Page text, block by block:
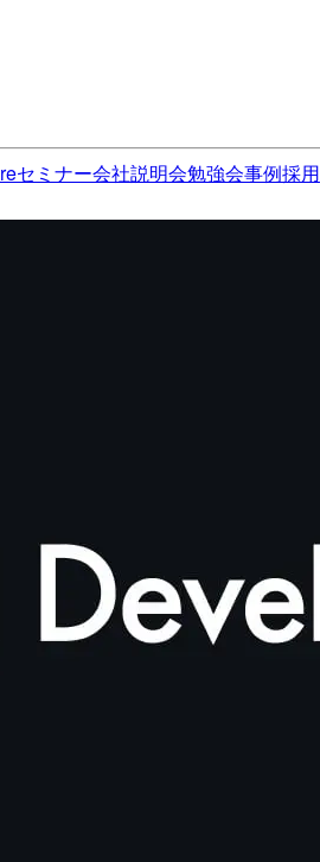
セミナー会社説明会勉強会事例採用